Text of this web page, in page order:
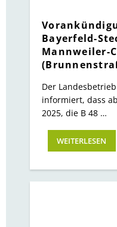
Bayerfeld-
Mannweiler-
Der
informiert, dass
2025, die B 48 …
WEITERLESEN